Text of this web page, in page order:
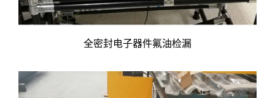
全密封电子器件氟油检漏